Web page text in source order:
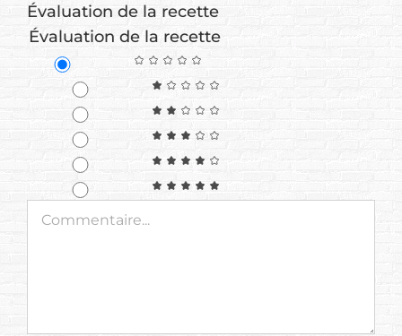
Évaluation de la recette
Évaluation de la recette
Commentaire